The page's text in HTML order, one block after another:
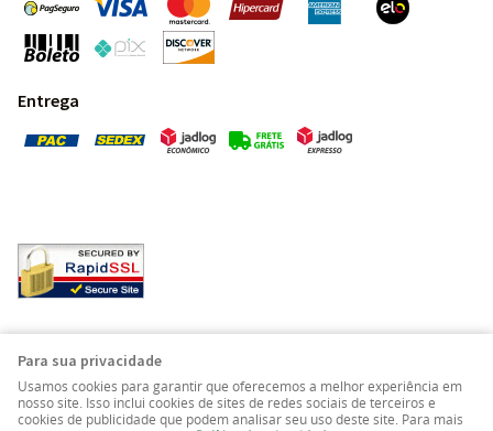
Entrega
LOJA VIRTUAL CRIADA POR
Para sua privacidade
Usamos cookies para garantir que oferecemos a melhor experiência em
nosso site. Isso inclui cookies de sites de redes sociais de terceiros e
cookies de publicidade que podem analisar seu uso deste site. Para mais